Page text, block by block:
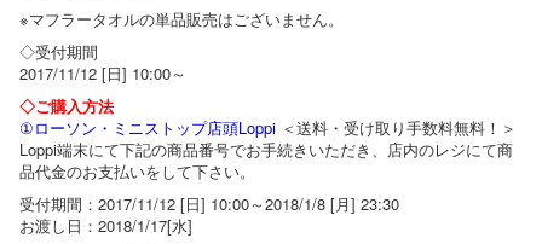
※マフラータオルの単品販売はございません。
◇受付期間
2017/11/12 [日] 10:00～
◇ご購入方法
①ローソン・ミニストップ店頭Loppi ＜送料・受け取り手数料無料！＞
Loppi端末にて下記の商品番号でお手続きいただき、店内のレジにて商
品代金のお支払いをして下さい。
受付期間：2017/11/12 [日] 10:00～2018/1/8 [月] 23:30
お渡し日：2018/1/17[水]